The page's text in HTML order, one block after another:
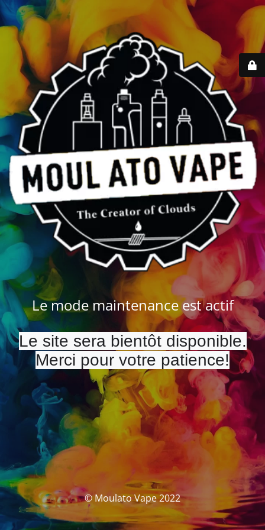
Le mode maintenance est actif
Le site sera bientôt disponible.
Merci pour votre patience!
© Moulato Vape 2022